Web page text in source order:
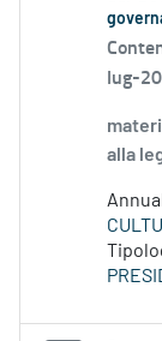
lug-
alla